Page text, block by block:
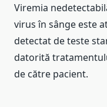
Viremia
virus în sânge este
detectat de teste
datorită
de către pacient.